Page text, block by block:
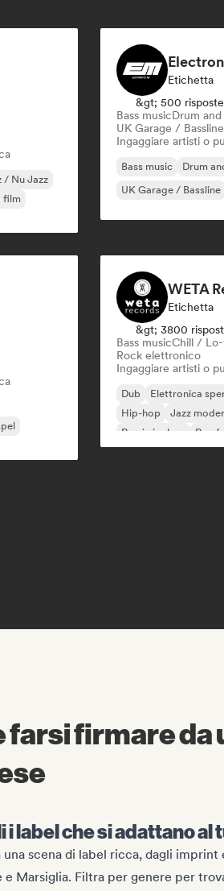
/ Nu Jazz
film
Etichetta
&gt; 500
Bass musicDrum and
UK Garage / Bassline
Ingaggiare artisti o
Bass music Drum
UK Garage / Bassline
WETA
Etichetta
&gt; 3800
Bass musicChill /
Rock elettronico
Ingaggiare artisti o
Dub Elettronica
Hip-hop
Jazz
Rap in inglese
Rap
farsi firmare da
i label che si adattano al
una scena di label ricca, dagli
e Marsiglia. Filtra per genere per